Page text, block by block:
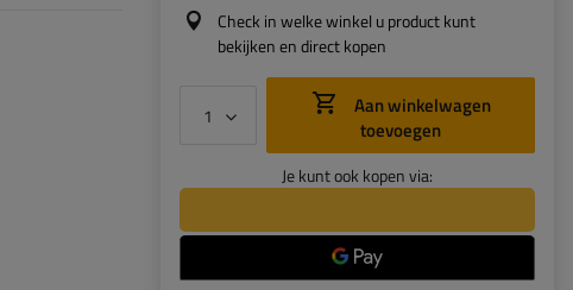
Check in welke winkel u product kunt
bekijken en direct kopen
toevoegen
Je kunt ook kopen via: